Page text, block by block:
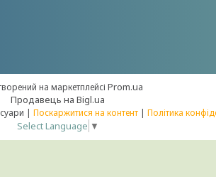
на маркетплейсі Prom.ua
Продавець на Bigl.ua
НОУТКОМПЛЕКТ - гаджети та аксесуари | Поскаржитися на контент | Політика
Select Language ▼